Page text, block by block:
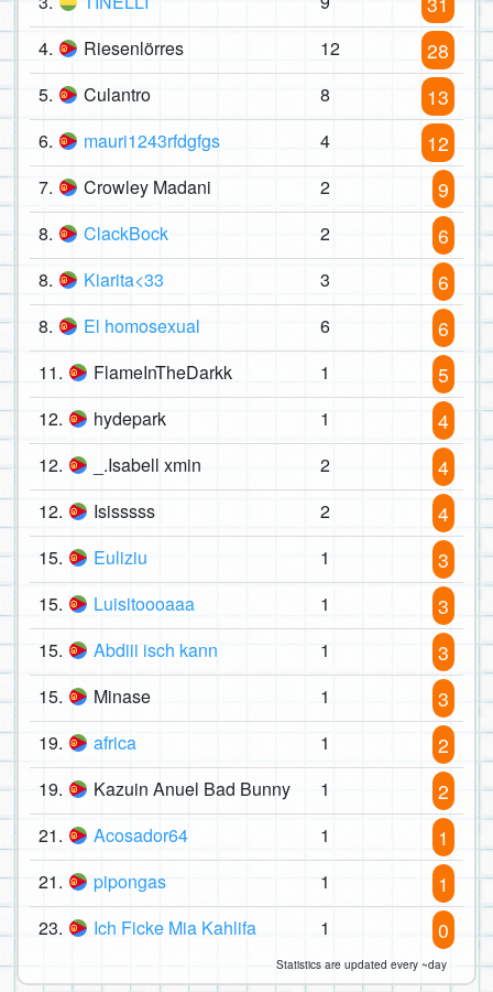
4. Riesenlörres 12 28
5. Culantro 8 13
6. mauri1243rfdgfgs 4 12
7. Crowley Madani 2 9
8. ClackBock 2 6
8. Kiarita<33 3 6
8. El homosexual 6 6
11. FlameInTheDarkk 1 5
12. hydepark 1 4
12. _.Isabell xmin 2 4
12. Isisssss 2 4
15. Euliziu 1 3
15. Luisitoooaaa 1 3
15. Abdiii isch kann 1 3
15. Minase 1 3
19. africa 1 2
19. Kazuin Anuel Bad Bunny 1 2
21. Acosador64 1 1
21. pipongas 1 1
23. Ich Ficke Mia Kahlifa 1 0
Statistics are updated every ~day